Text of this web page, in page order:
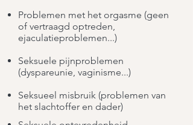
Problemen met het orgasme (geen
of vertraagd optreden,
ejaculatieproblemen...)
Seksuele pijnproblemen
(dyspareunie, vaginisme...)
Seksueel misbruik (problemen van
het slachtoffer en dader)